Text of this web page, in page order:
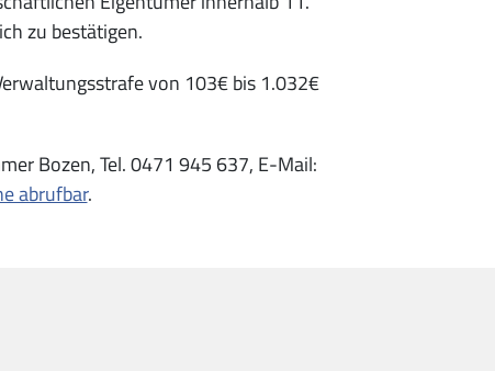
zu bestätigen.
von 103€ bis 1.032€
Bozen, Tel. 0471 945 637, E-Mail:
abrufbar.